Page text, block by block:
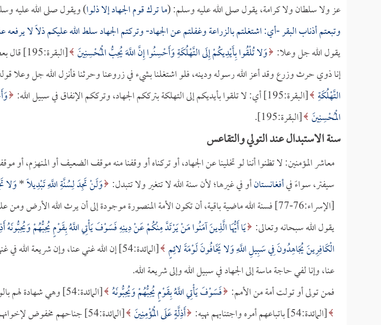
عز ولا سلطان ولا كرامة، يقول صلى الله عليه وسلم: (ما ترك قوم الجهاد إلا ذلوا) ويقول صلى الله عليه
وتبعتم أذناب البقر -أي: اشتغلتم بالزراعة وغفلتم عن الجهاد- وتركتم الجهاد سلط الله عليكم ذلاً لا يرفعه
يقول الله جل وعلا: وَلا تُلْقُوا بِأَيْدِيكُمْ إِلَى التَّهْلُكَةِ وَأَحْسِنُوا إِنَّ اللَّهَ يُحِبُّ الْمُحْسِنِينَ
إنا ذوي حرث وزرع وقد أعز الله رسوله ودينه، فلو اشتغلنا بشيء في زروعنا وحرثنا فأنزل الله جل وعلا
التَّهْلُكَةِ [البقرة:195] أي: لا تلقوا بأيديكم إلى التهلكة بترككم الجهاد، وترككم الإنفاق في سبيل الله:
الْمُحْسِنِينَ [البقرة:195].
سنة الاستبدال عند التولي والتقاعس
معاشر المؤمنين: لا تظنوا أننا لو تخلينا عن الجهاد، أو تركناه أو وقفنا منه موقف الضعيف أو المنهزم، أو
سيفتر، سواءً فيأفغانستانأو في غيرها؛ لأن سنة الله لا تتغير ولا تتبدل: وَلَنْ تَجِدَ لِسُنَّةِ اللَّهِ تَبْدِيلاً*وَلا
[الإسراء:76-77] فسنة الله ماضية باقية، أن تكون الأمة المنصورة موجودة إلى أن يرث الله الأرض ومن عليها.
يقول الله سبحانه وتعالى: يَا أَيُّهَا الَّذِينَ آمَنُوا مَنْ يَرْتَدَّ مِنْكُمْ عَنْ دِينِهِ فَسَوْفَ يَأْتِي اللَّهُ بِقَوْمٍ يُحِبُّهُمْ وَيُحِبُّونَهُ
الْكَافِرِينَ يُجَاهِدُونَ فِي سَبِيلِ اللَّهِ وَلا يَخَافُونَ لَوْمَةَ لائِمٍ
[المائدة:54] إن الله غني عنا، وإن شريعة
عنا، وإنا لفي حاجة ماسة إلى الجهاد في سبيل الله وإلى شريعة الله.
فمن تولى أو تولت أمة من الأمم: فَسَوْفَ يَأْتِي اللَّهُ بِقَوْمٍ يُحِبُّهُمْ وَيُحِبُّونَهُ [المائدة:54] وهي شهادة لهم بالولاية والمحبة:
[المائدة:54] باتباعهم أمره واجتنابهم نهيه:
أَذِلَّةٍ عَلَى الْمُؤْمِنِينَ
[المائدة:54] جناحهم مخفوض